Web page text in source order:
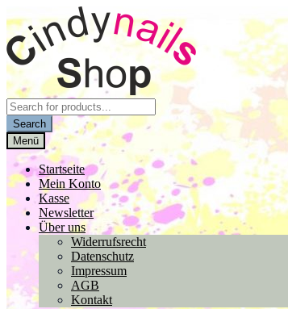
Navigation
springen
Inhalt
springen
Products
search
Search
Menü
Startseite
Mein Konto
Kasse
Newsletter
Über uns
Widerrufsrecht
Datenschutz
Impressum
AGB
Kontakt